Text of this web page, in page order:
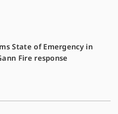
State of Emergency in
Fire response